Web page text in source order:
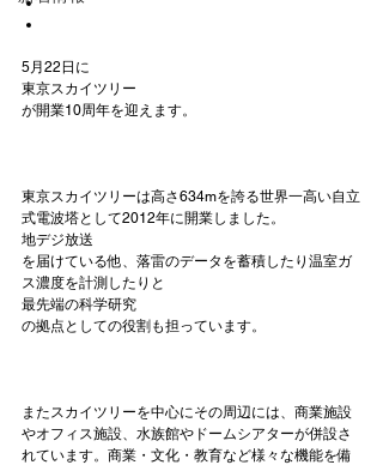
5月22日に
東京スカイツリー
が開業10周年を迎えます。
東京スカイツリーは高さ634mを誇る世界一高い自立
式電波塔として2012年に開業しました。
地デジ放送
を届けている他、落雷のデータを蓄積したり温室ガ
ス濃度を計測したりと
最先端の科学研究
の拠点としての役割も担っています。
またスカイツリーを中心にその周辺には、商業施設
やオフィス施設、水族館やドームシアターが併設さ
れています。商業・文化・教育など様々な機能を備